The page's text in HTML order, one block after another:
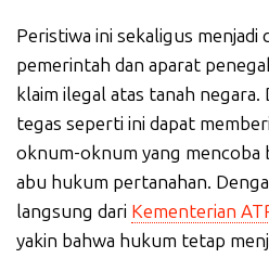
Peristiwa ini sekaligus menjadi
pemerintah dan aparat
klaim ilegal atas tanah negara.
tegas seperti ini dapat
oknum-oknum yang mencoba
abu hukum pertanahan.
langsung dari Kementerian
yakin bahwa hukum tetap